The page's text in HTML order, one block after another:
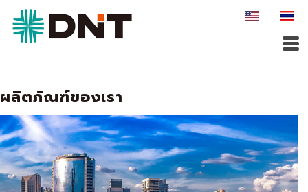
ผลิตภัณฑ์ของเรา